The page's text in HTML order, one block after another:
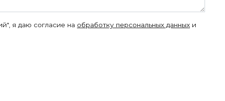
я даю согласие на обработку персональных данных и